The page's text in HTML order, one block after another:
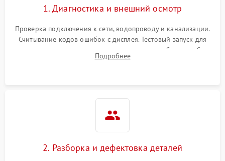
1. Диагностика и внешний осмотр
Проверка подключения к сети, водопроводу и канализации.
Считывание кодов ошибок с дисплея. Тестовый запуск для
выявления посторонних шумов, протечек или сбоев в работе
электронного модуля управления.
Подробнее
2. Разборка и дефектовка деталей